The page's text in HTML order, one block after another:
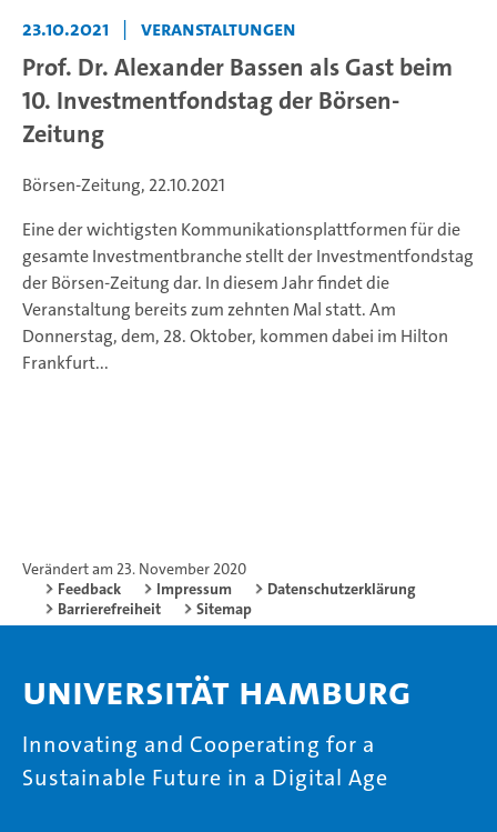
23.10.2021 | Veranstaltungen
Prof. Dr. Alexander Bassen als Gast beim
10. Investmentfondstag der Börsen-
Zeitung
Börsen-Zeitung, 22.10.2021
Eine der wichtigsten Kommunikationsplattformen für die
gesamte Investmentbranche stellt der Investmentfondstag
der Börsen-Zeitung dar. In diesem Jahr findet die
Veranstaltung bereits zum zehnten Mal statt. Am
Donnerstag, dem, 28. Oktober, kommen dabei im Hilton
Frankfurt...
Verändert am 23. November 2020
Feedback
Impressum
Datenschutzerklärung
Barrierefreiheit
Sitemap
Universität Hamburg
Innovating and Cooperating for a
Sustainable Future in a Digital Age